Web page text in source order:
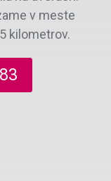
v meste
kilometrov.